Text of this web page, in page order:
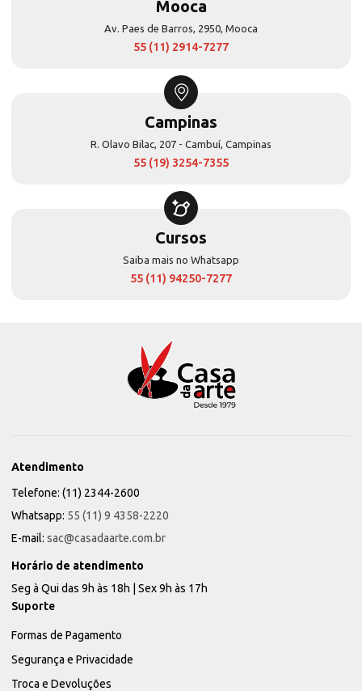
Mooca
Av. Paes de Barros, 2950, Mooca
55 (11) 2914-7277
Campinas
R. Olavo Bilac, 207 - Cambuí, Campinas
55 (19) 3254-7355
Cursos
Saiba mais no Whatsapp
55 (11) 94250-7277
Atendimento
Telefone: (11) 2344-2600
Whatsapp: 55 (11) 9 4358-2220
E-mail: sac@casadaarte.com.br
Horário de atendimento
Seg à Qui das 9h às 18h | Sex 9h às 17h
Suporte
Formas de Pagamento
Segurança e Privacidade
Troca e Devoluções